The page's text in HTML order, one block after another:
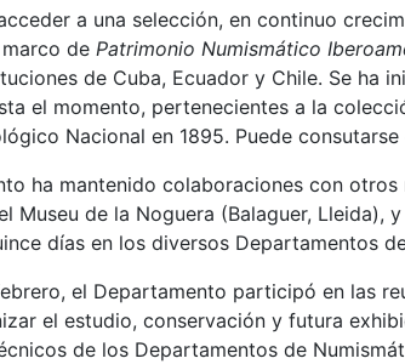
a una selección, en continuo
de Patrimonio Numismático
de Cuba, Ecuador y Chile. Se ha
el momento, pertenecientes a la
Nacional en 1895. Puede
ha mantenido colaboraciones con
Museu de la Noguera (Balaguer,
días en los diversos Departamentos
el Departamento participó en las
el estudio, conservación y futura
de los Departamentos de